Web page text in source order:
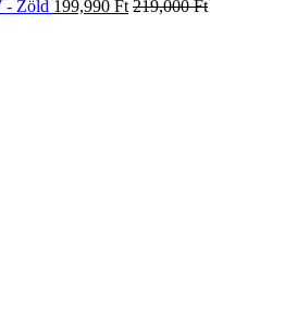
- Zöld 199,990 Ft 219,000Ft